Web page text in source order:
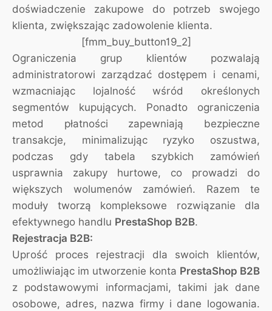
doświadczenie zakupowe do potrzeb swojego
klienta, zwiększając zadowolenie klienta.
[fmm_buy_button19_2]
Ograniczenia grup klientów pozwalają
administratorowi zarządzać dostępem i cenami,
wzmacniając lojalność wśród określonych
segmentów kupujących. Ponadto ograniczenia
metod płatności zapewniają bezpieczne
transakcje, minimalizując ryzyko oszustwa,
podczas gdy tabela szybkich zamówień
usprawnia zakupy hurtowe, co prowadzi do
większych wolumenów zamówień. Razem te
moduły tworzą kompleksowe rozwiązanie dla
efektywnego handlu PrestaShop B2B.
Rejestracja B2B:
Uprość proces rejestracji dla swoich klientów,
umożliwiając im utworzenie konta PrestaShop B2B
z podstawowymi informacjami, takimi jak dane
osobowe, adres, nazwa firmy i dane logowania.